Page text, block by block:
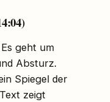
geht um
Absturz.
Spiegel der
zeigt